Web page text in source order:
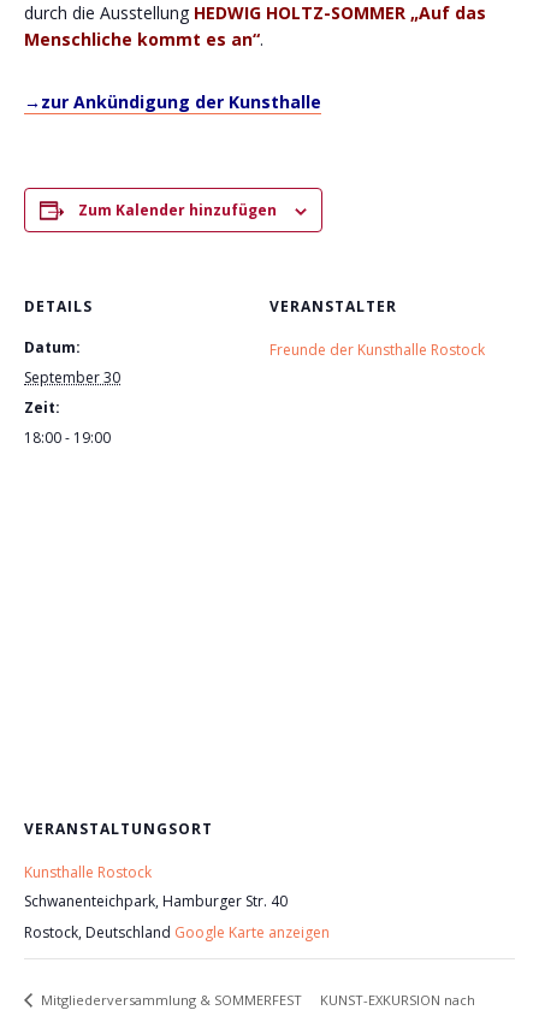
durch die Ausstellung HEDWIG HOLTZ-SOMMER „Auf das
Menschliche kommt es an“.
→zur Ankündigung der Kunsthalle
Zum Kalender hinzufügen
DETAILS
Datum:
September 30
Zeit:
18:00 - 19:00
VERANSTALTER
Freunde der Kunsthalle Rostock
VERANSTALTUNGSORT
Kunsthalle Rostock
Schwanenteichpark, Hamburger Str. 40
Rostock, Deutschland Google Karte anzeigen
Mitgliederversammlung & SOMMERFEST KUNST-EXKURSION nach